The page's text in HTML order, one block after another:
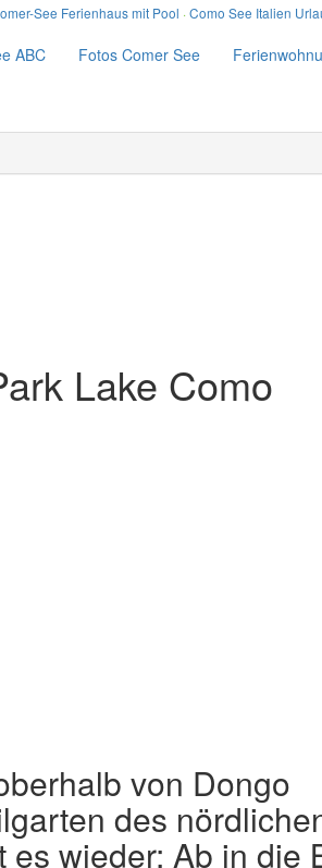
See Ferienhaus mit Pool ·Como See Italien
ABC Fotos Comer See
Lake Como
von Dongo
des
wieder: Ab in die